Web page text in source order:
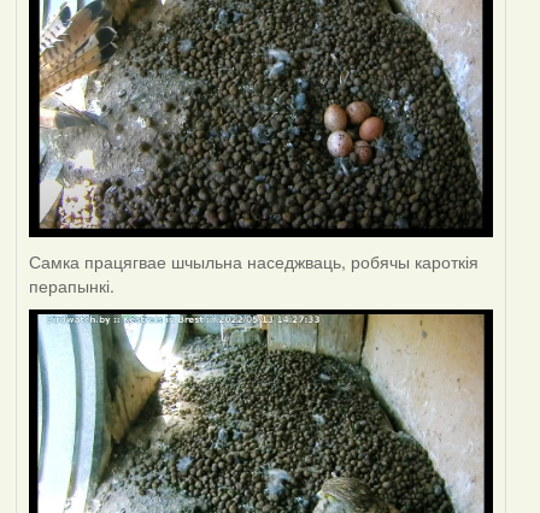
Самка працягвае шчыльна наседжваць, робячы кароткія
перапынкі.